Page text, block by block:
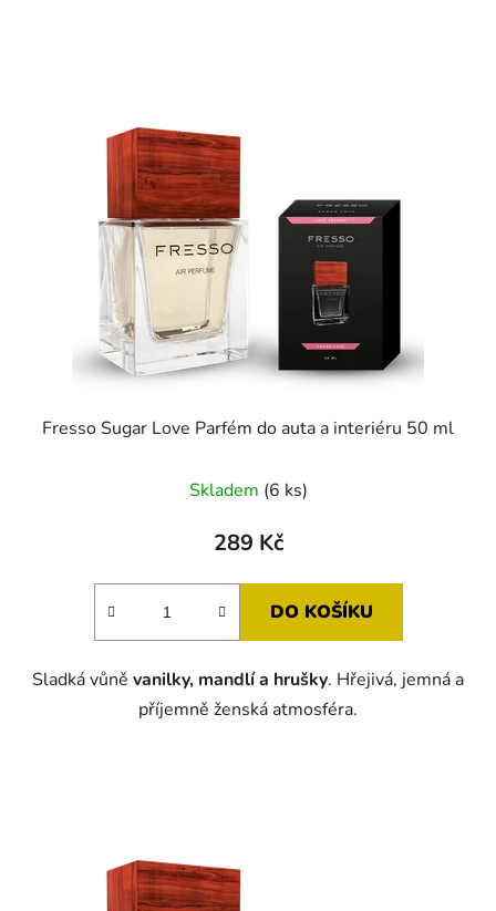
Fresso Sugar Love Parfém do auta a interiéru 50 ml
Skladem (6 ks)
289 Kč
DO KOŠÍKU
Sladká vůně vanilky, mandlí a hrušky. Hřejivá, jemná a
příjemně ženská atmosféra.